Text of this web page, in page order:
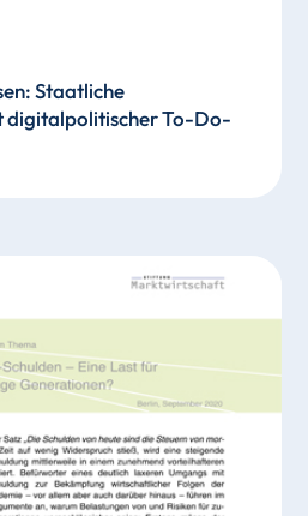
Staatliche
digitalpolitischer To-Do-